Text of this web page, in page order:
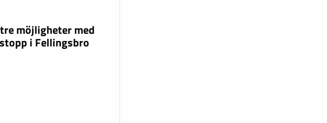
möjligheter med
i Fellingsbro